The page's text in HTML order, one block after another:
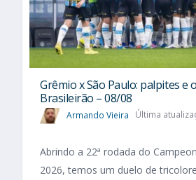
Grêmio x São Paulo: palpites e
Brasileirão – 08/08
Armando Vieira Última
Abrindo a 22ª rodada do
2026, temos um duelo de